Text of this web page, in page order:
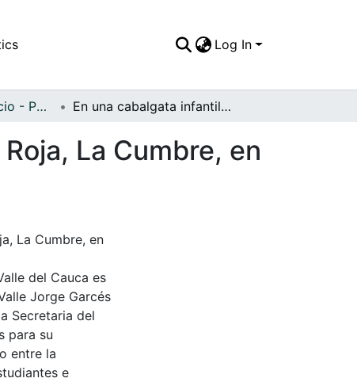
Log In
APFFVC - Comercio - Patrimonial En una cabalgata infantil, patrocinada por Aguila Roja, La Cumbre, en el años 2000
La Cumbre, en
La Cumbre, en
del Cauca es
Jorge Garcés
Secretaria del
para su
entre la
e